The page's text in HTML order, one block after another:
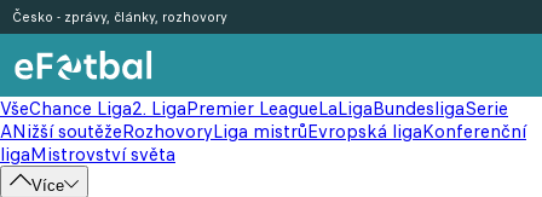
VšeChance Liga2. LigaPremier LeagueLaLigaBundesligaSerie
ANižší soutěžeRozhovoryLiga mistrůEvropská ligaKonferenční
ligaMistrovství světa
Více
Česko - zprávy, články, rozhovory